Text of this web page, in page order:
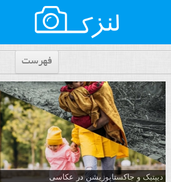
فهرست
دیپتیک و جاکستا‌پوزیشن در عکاسی